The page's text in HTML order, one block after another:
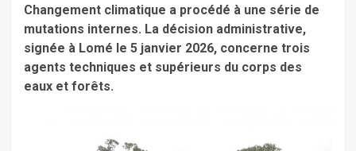
Changement climatique a procédé à une série de
mutations internes. La décision administrative,
signée à Lomé le 5 janvier 2026, concerne trois
agents techniques et supérieurs du corps des
eaux et forêts.